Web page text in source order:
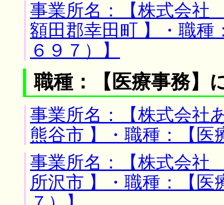
事業所名：【株式会
額田郡幸田町 】・職種
６９７）】
職種：【医療事務】
事業所名：【株式会社
熊谷市 】・職種：【
事業所名：【株式会
所沢市 】・職種：【医